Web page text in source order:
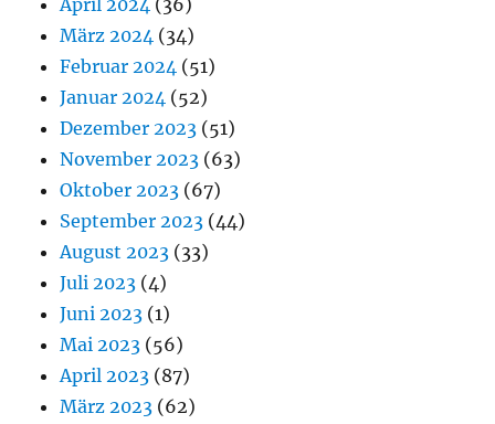
März 2024 (34)
Februar 2024 (51)
Januar 2024 (52)
Dezember 2023 (51)
November 2023 (63)
Oktober 2023 (67)
September 2023 (44)
August 2023 (33)
Juli 2023 (4)
Juni 2023 (1)
Mai 2023 (56)
April 2023 (87)
März 2023 (62)